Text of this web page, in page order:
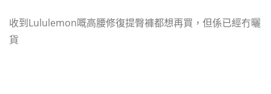
收到Lululemon嘅高腰修復提臀褲都想再買，但係已經冇曬
貨